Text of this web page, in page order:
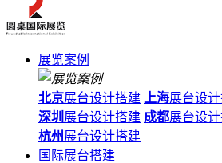
展览案例
北京展台设计搭建 上海展台设
深圳 展台设计搭建 成都展台设
杭州展台设计搭建
国际展台搭建